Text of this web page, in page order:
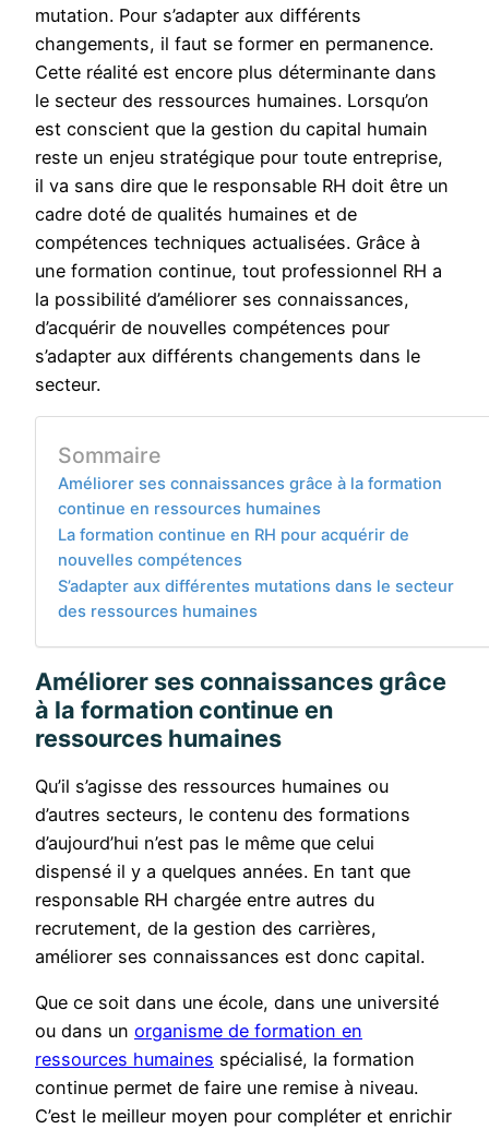
mutation. Pour s’adapter aux différents
changements, il faut se former en permanence.
Cette réalité est encore plus déterminante dans
le secteur des ressources humaines. Lorsqu’on
est conscient que la gestion du capital humain
reste un enjeu stratégique pour toute entreprise,
il va sans dire que le responsable RH doit être un
cadre doté de qualités humaines et de
compétences techniques actualisées. Grâce à
une formation continue, tout professionnel RH a
la possibilité d’améliorer ses connaissances,
d’acquérir de nouvelles compétences pour
s’adapter aux différents changements dans le
secteur.
Sommaire
Améliorer ses connaissances grâce à la formation
continue en ressources humaines
La formation continue en RH pour acquérir de
nouvelles compétences
S’adapter aux différentes mutations dans le secteur
des ressources humaines
Améliorer ses connaissances grâce
à la formation continue en
ressources humaines
Qu’il s’agisse des ressources humaines ou
d’autres secteurs, le contenu des formations
d’aujourd’hui n’est pas le même que celui
dispensé il y a quelques années. En tant que
responsable RH chargée entre autres du
recrutement, de la gestion des carrières,
améliorer ses connaissances est donc capital.
Que ce soit dans une école, dans une université
ou dans un organisme de formation en
ressources humaines spécialisé, la formation
continue permet de faire une remise à niveau.
C’est le meilleur moyen pour compléter et enrichir